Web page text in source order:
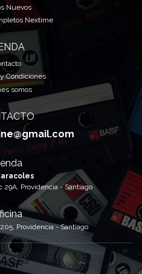
Nuevos
Nextime
Condiciones
somos
29A, Providencia - Santiago
Providencia - Santiago